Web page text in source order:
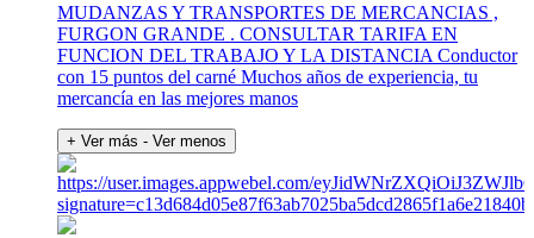
MUDANZAS Y TRANSPORTES DE MERCANCIAS ,
FURGON GRANDE . CONSULTAR TARIFA EN
FUNCION DEL TRABAJO Y LA DISTANCIA Conductor
con 15 puntos del carné Muchos años de experiencia, tu
mercancía en las mejores manos
+ Ver más - Ver menos